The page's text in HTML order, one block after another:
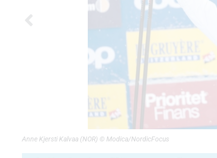
Anne Kjersti Kalvaa (NOR) © Modica/NordicFocus